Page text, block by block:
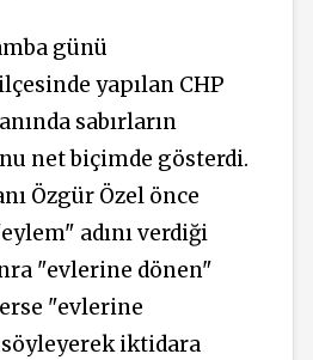
günü
yapılan CHP
sabırların
net biçimde gösterdi.
Özgür Özel önce
adını verdiği
"evlerine dönen"
"evlerine
iktidara